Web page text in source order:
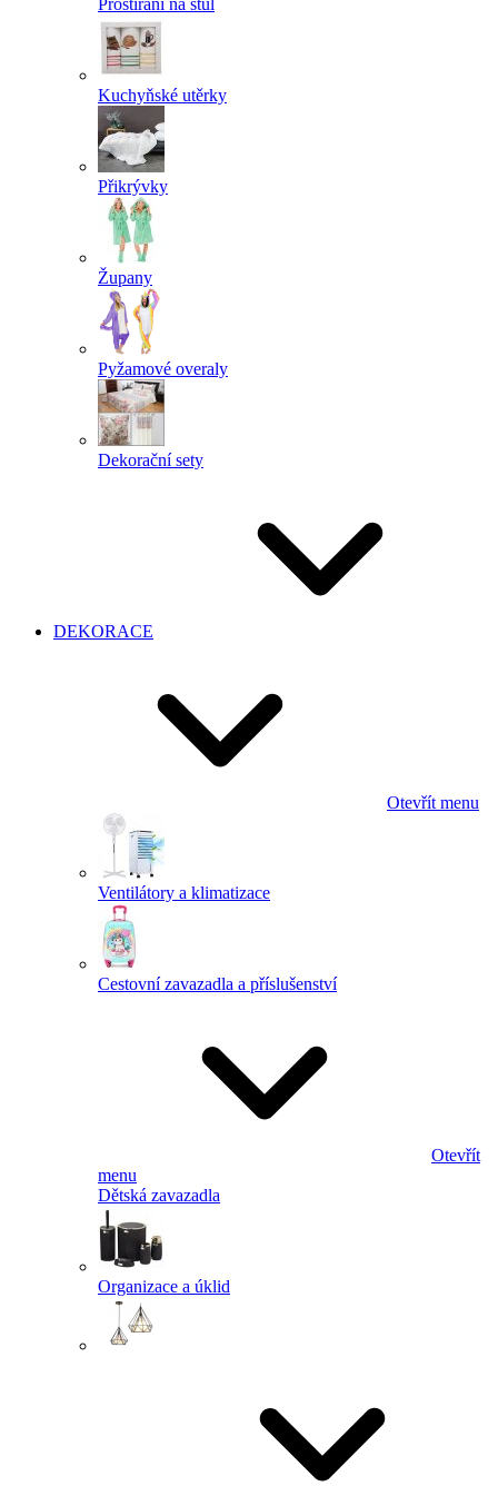
Prostírání na stůl
Kuchyňské utěrky
Přikrývky
Župany
Pyžamové overaly
Dekorační sety
DEKORACE
Otevřít menu
Ventilátory a klimatizace
Cestovní zavazadla a příslušenství
Otevřít
menu
Dětská zavazadla
Organizace a úklid